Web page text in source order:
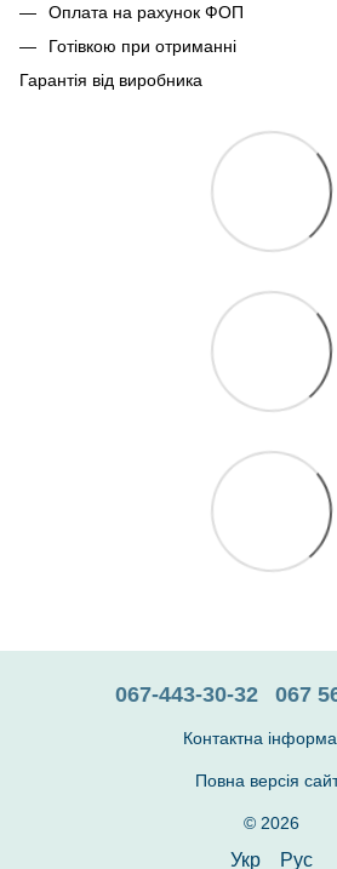
Оплата на рахунок ФОП
Готівкою при отриманні
Гарантія від виробника
067-443-30-32 067
Контактна
Повна версія
© 2026
Укр Рус